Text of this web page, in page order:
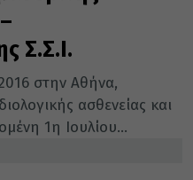
Σ.Σ.Ι.
στην Αθήνα,
ασθενείας και
1η Ιουλίου...